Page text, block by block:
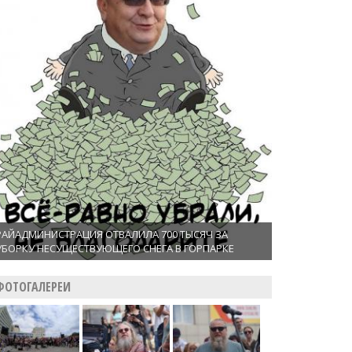
ОТВАЛИЛА 700 ТЫСЯЧ ЗА
НЕСУЩЕСТВУЮЩЕГО СНЕГА В ГОРПАРКЕ